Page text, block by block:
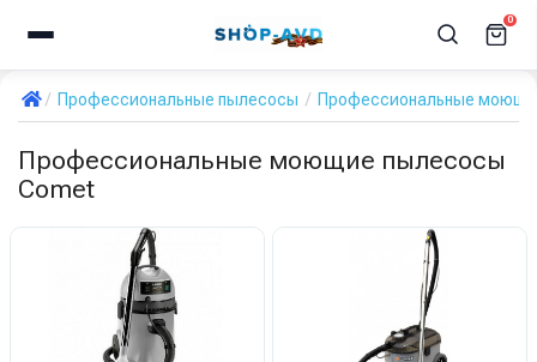
0
Профессиональные пылесосы Профессиональные
Профессиональные моющие пылесосы
Comet